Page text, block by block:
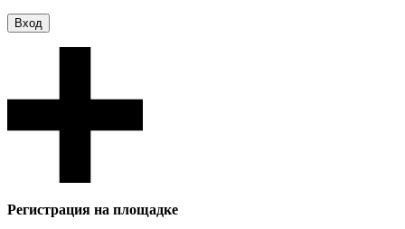
Вход
Регистрация на площадке